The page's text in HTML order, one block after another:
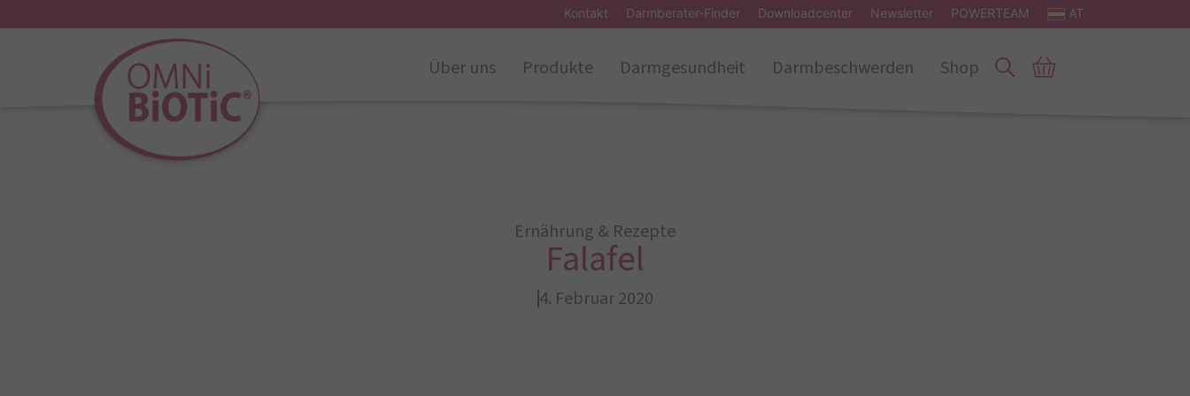
Kontakt Darmberater-Finder Downloadcenter Newsletter POWERTEAM AT
Über uns Produkte Darmgesundheit Darmbeschwerden Shop
Ernährung & Rezepte
Falafel
4. Februar 2020